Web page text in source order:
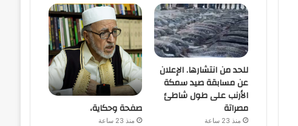
للحد من انتشارها. الإعلان
عن مسابقة صيد سمكة
الأرنب على طول شاطئ
مصراتة
منذ 23 ساعة
صفحة وحكاية،
منذ 23 ساعة